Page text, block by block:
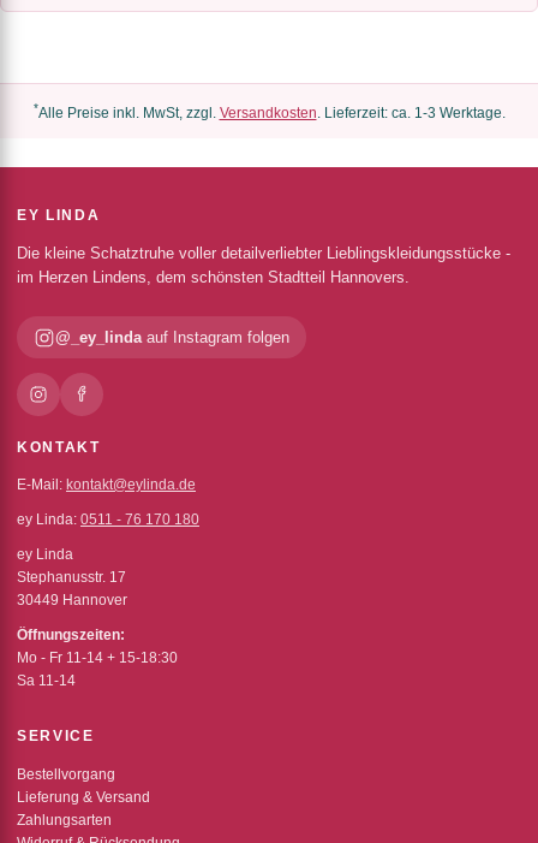
*Alle Preise inkl. MwSt, zzgl. Versandkosten. Lieferzeit: ca. 1-3 Werktage.
EY LINDA
Die kleine Schatztruhe voller detailverliebter Lieblingskleidungsstücke -
im Herzen Lindens, dem schönsten Stadtteil Hannovers.
@_ey_lindaauf Instagram folgen
KONTAKT
E-Mail: kontakt@eylinda.de
ey Linda: 0511 - 76 170 180
ey Linda
Stephanusstr. 17
30449 Hannover
Öffnungszeiten:
Mo - Fr 11-14 + 15-18:30
Sa 11-14
SERVICE
Bestellvorgang
Lieferung & Versand
Zahlungsarten